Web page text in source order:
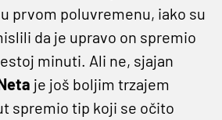
prvom poluvremenu, iako su
da je upravo on spremio
minuti. Ali ne, sjajan
je još boljim trzajem
spremio tip koji se očito